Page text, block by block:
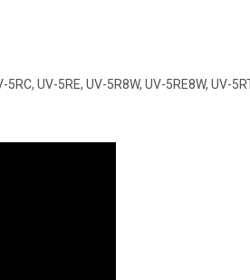
UV-5RE, UV-5R8W, UV-5RE8W, UV-